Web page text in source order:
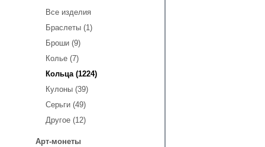
Все изделия
Браслеты (1)
Броши (9)
Колье (7)
Кольца (1224)
Кулоны (39)
Серьги (49)
Другое (12)
Арт-монеты